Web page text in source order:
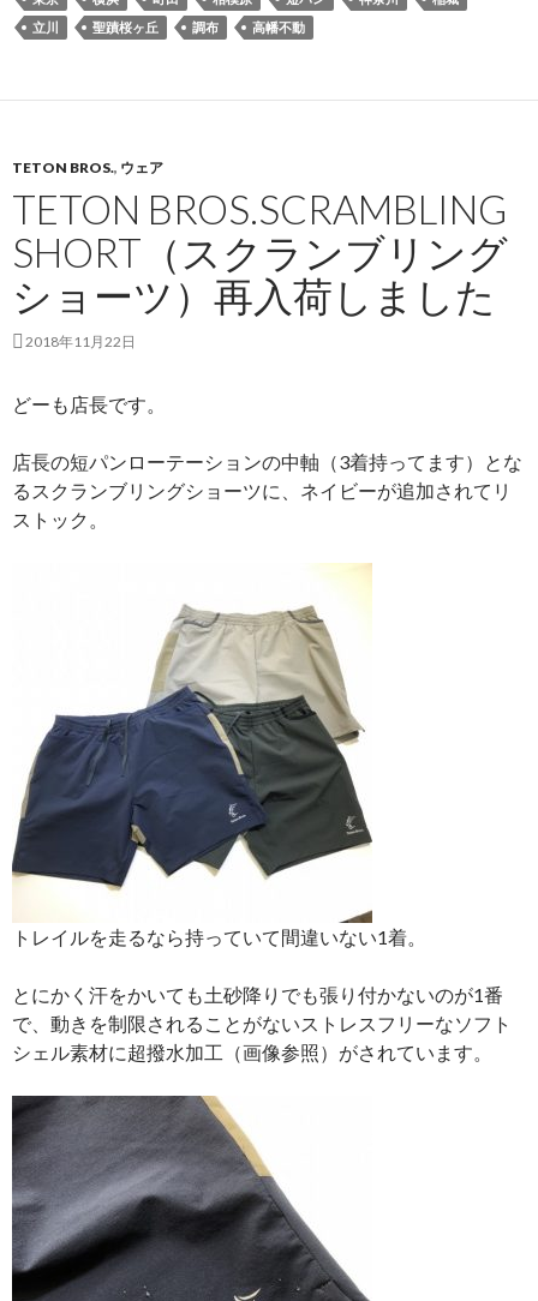
立川
聖蹟桜ヶ丘 調布 高幡不動
TETON BROS., ウェア
TETON BROS.SCRAMBLING
SHORT（スクランブリング
ショーツ）再入荷しました
2018年11月22日
どーも店長です。
店長の短パンローテーションの中軸（3着持ってます）とな
るスクランブリングショーツに、ネイビーが追加されてリ
ストック。
トレイルを走るなら持っていて間違いない1着。
とにかく汗をかいても土砂降りでも張り付かないのが1番
で、動きを制限されることがないストレスフリーなソフト
シェル素材に超撥水加工（画像参照）がされています。